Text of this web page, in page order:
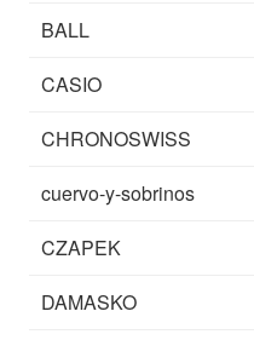
BALL
CASIO
CHRONOSWISS
cuervo-y-sobrinos
CZAPEK
DAMASKO